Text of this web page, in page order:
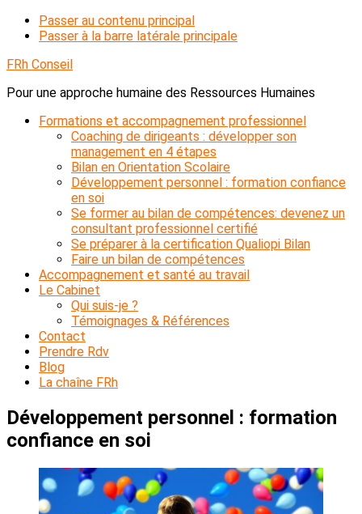
Passer au contenu principal
Passer à la barre latérale principale
FRh Conseil
Pour une approche humaine des Ressources Humaines
Formations et accompagnement professionnel
Coaching de dirigeants : développer son
management en 4 étapes
Bilan en Orientation Scolaire
Développement personnel : formation confiance
en soi
Se former au bilan de compétences: devenez un
consultant professionnel certifié
Se préparer à la certification Qualiopi Bilan
Faire un bilan de compétences
Accompagnement et santé au travail
Le Cabinet
Qui suis-je ?
Témoignages & Références
Contact
Prendre Rdv
Blog
La chaîne FRh
Développement personnel : formation
confiance en soi